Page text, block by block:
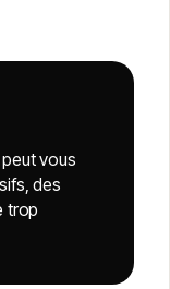
vous
des
trop